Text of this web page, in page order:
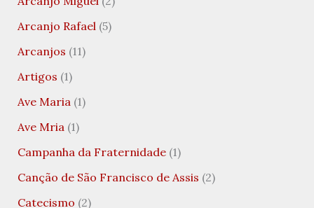
Arcanjo Rafael(5)
Arcanjos (11)
Artigos (1)
Ave Maria(1)
Ave Mria(1)
Campanha da Fraternidade(1)
Canção de São Francisco de Assis (2)
Catecismo (2)